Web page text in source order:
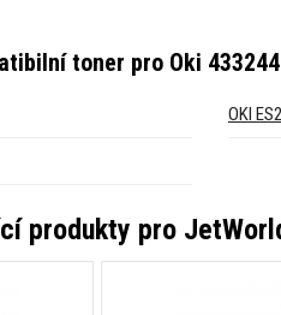
toner pro Oki
OKI
produkty pro